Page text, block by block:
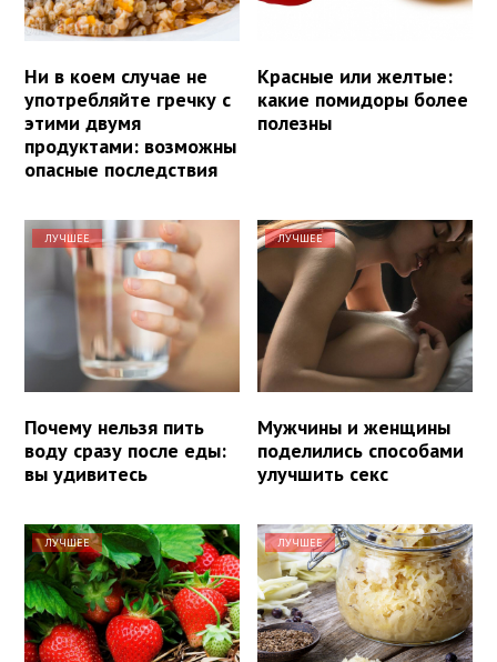
Ни в коем случае не
употребляйте гречку с
этими двумя
продуктами: возможны
опасные последствия
Красные или желтые:
какие помидоры более
полезны
ЛУЧШЕЕ
Почему нельзя пить
воду сразу после еды:
вы удивитесь
ЛУЧШЕЕ
Мужчины и женщины
поделились способами
улучшить секс
ЛУЧШЕЕ ЛУЧШЕЕ